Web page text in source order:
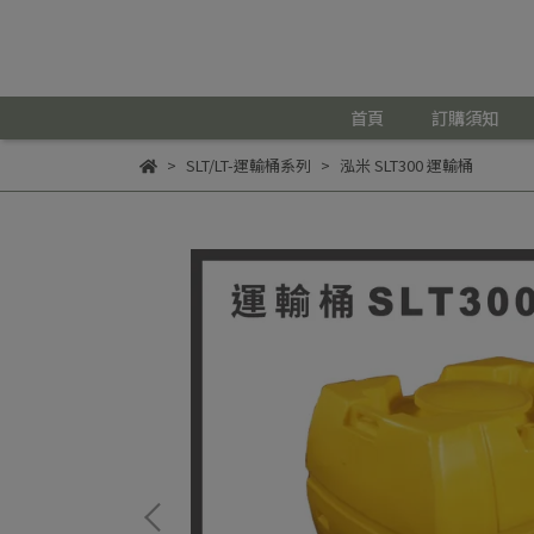
首頁 訂購須知
SLT/LT-運輸桶系列 泓米 SLT300 運輸桶